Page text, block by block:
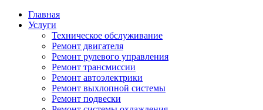
Главная
Услуги
Техническое обслуживание
Ремонт двигателя
Ремонт рулевого управления
Ремонт трансмиссии
Ремонт автоэлектрики
Ремонт выхлопной системы
Ремонт подвески